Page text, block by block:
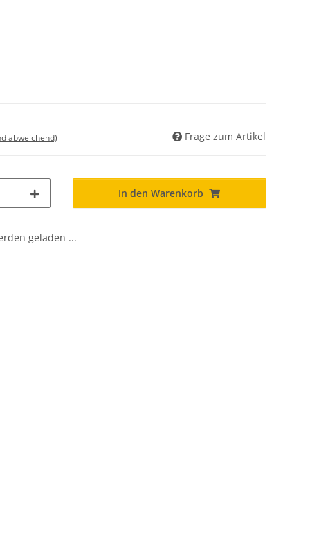
abweichend) Frage zum Artikel
In den Warenkorb
geladen ...